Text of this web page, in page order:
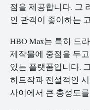
점을 제공합니다. 그
인 관객이 좋아하는
HBO Max는 특히 드
제작물에 중점을 두
있는 플랫폼입니다.
히트작과 전설적인
사이에서 큰 충성도